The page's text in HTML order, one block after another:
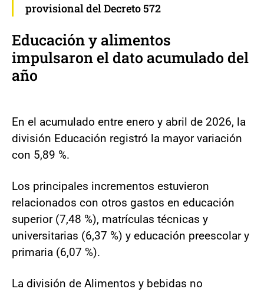
provisional del Decreto 572
Educación y alimentos
impulsaron el dato acumulado del
año
En el acumulado entre enero y abril de 2026, la
división Educación registró la mayor variación
con 5,89 %.
Los principales incrementos estuvieron
relacionados con otros gastos en educación
superior (7,48 %), matrículas técnicas y
universitarias (6,37 %) y educación preescolar y
primaria (6,07 %).
La división de Alimentos y bebidas no